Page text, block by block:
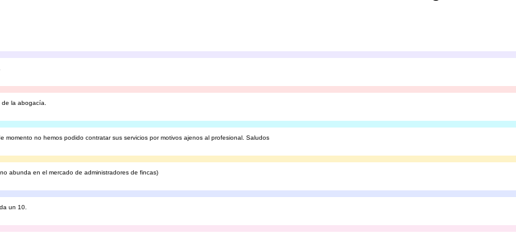
la abogacía.
no hemos podido contratar sus servicios por motivos ajenos al profesional. Saludos
abunda en el mercado de administradores de fincas)
un 10.